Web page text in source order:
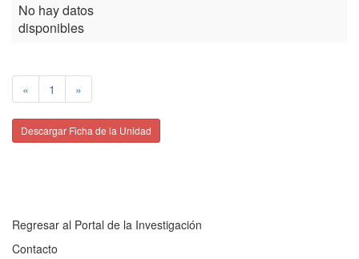
No hay datos
disponibles
« 1 »
Descargar Ficha de la Unidad
Regresar al Portal de la Investigación
Contacto